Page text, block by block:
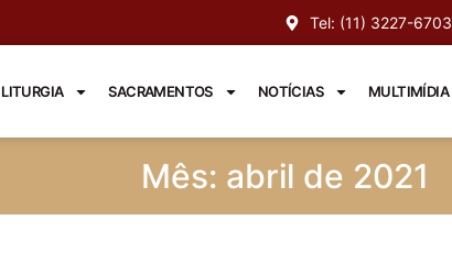
Tel: (11) 3227-6703
LITURGIA SACRAMENTOS NOTÍCIAS MULTIMÍDIA
Mês: abril de 2021